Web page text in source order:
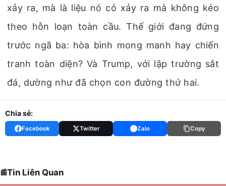
xảy ra, mà là liệu nó có xảy ra mà không kéo
theo hỗn loạn toàn cầu. Thế giới đang đứng
trước ngã ba: hòa bình mong manh hay chiến
tranh toàn diện? Và Trump, với lập trường sắt
đá, dường như đã chọn con đường thứ hai.
Chia sẻ:
Facebook Twitter Zalo Copy
Tin Liên Quan